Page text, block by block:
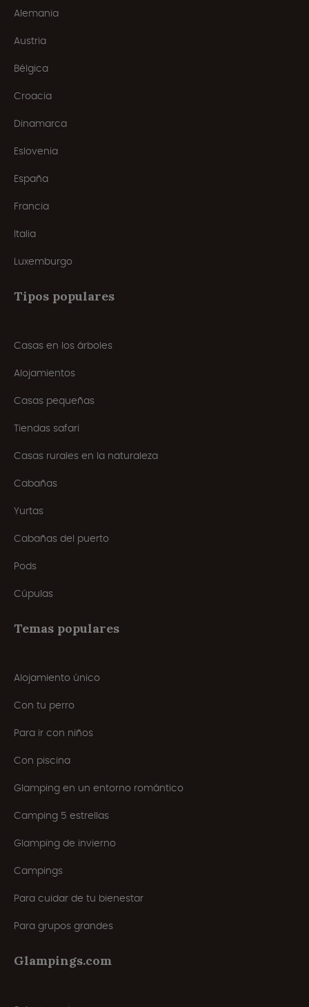
Alemania
Austria
Bélgica
Croacia
Dinamarca
Eslovenia
España
Francia
Italia
Luxemburgo
Tipos populares
Casas en los árboles
Alojamientos
Casas pequeñas
Tiendas safari
Casas rurales en la naturaleza
Cabañas
Yurtas
Cabañas del puerto
Pods
Cúpulas
Temas populares
Alojamiento único
Con tu perro
Para ir con niños
Con piscina
Glamping en un entorno romántico
Camping 5 estrellas
Glamping de invierno
Campings
Para cuidar de tu bienestar
Para grupos grandes
Glampings.com